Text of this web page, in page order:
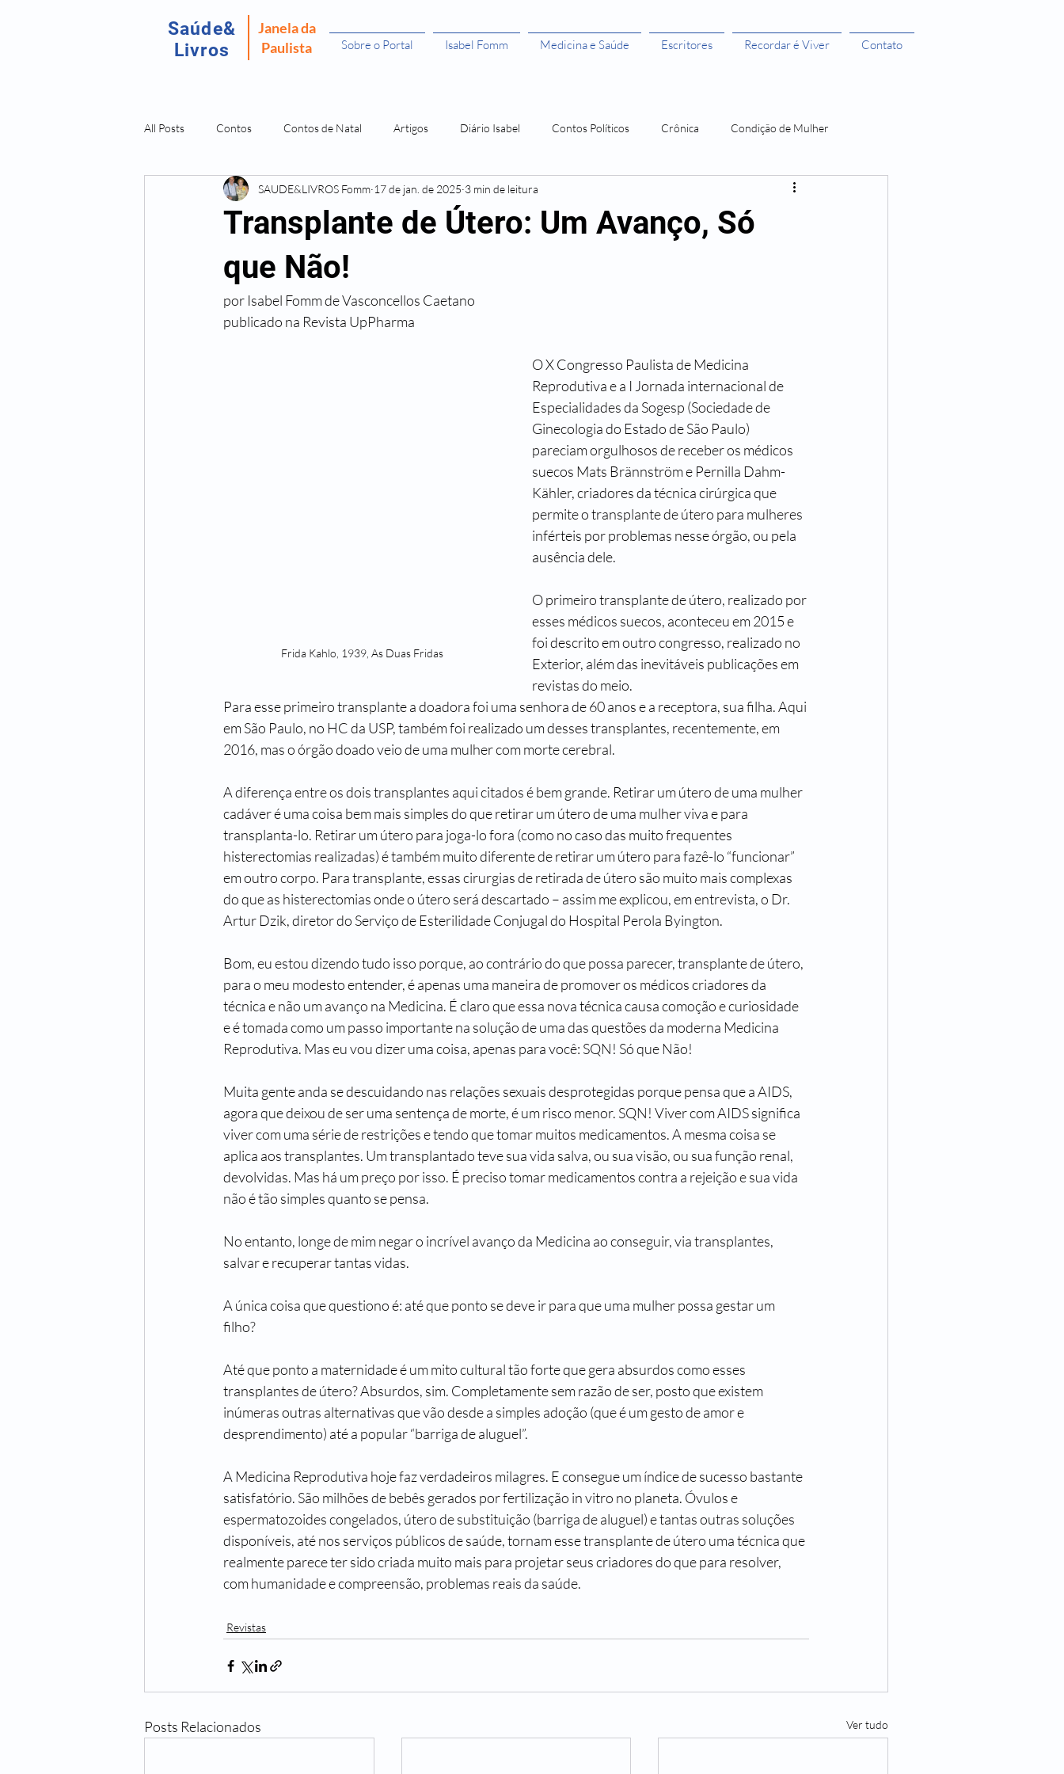
Saúde&
Livros
Janela da
Paulista
Sobre o Portal Isabel Fomm Medicina e Saúde Escritores Recordar é Viver Contato
All Posts Contos Contos de Natal Artigos Diário Isabel Contos Políticos Crônica Condição de Mulher
Recordar É Viver Fantasma da Paulista Todas as Mulheres São Bruxas"
Amostras Livros Isabel Fomm Livros leitura grátis
Doenças São Dores da Alma O Amor Me Esperava em África
Um Castelo Além do Tempo Para Gostar de Ser Mulher
Stela Maris Grespan Francisco Assumpção
Transplante de Útero: Um Avanço, Só
que Não!
SAUDE&LIVROS Fomm 17 de jan. de 2025 3 min de leitura
por Isabel Fomm de Vasconcellos Caetano
publicado na Revista UpPharma
Frida Kahlo, 1939, As Duas Fridas
O X Congresso Paulista de Medicina
Reprodutiva e a I Jornada internacional de
Especialidades da Sogesp (Sociedade de
Ginecologia do Estado de São Paulo)
pareciam orgulhosos de receber os médicos
suecos Mats Brännström e Pernilla Dahm-
Kähler, criadores da técnica cirúrgica que
permite o transplante de útero para mulheres
inférteis por problemas nesse órgão, ou pela
ausência dele.
O primeiro transplante de útero, realizado por
esses médicos suecos, aconteceu em 2015 e
foi descrito em outro congresso, realizado no
Exterior, além das inevitáveis publicações em
revistas do meio.
Para esse primeiro transplante a doadora foi uma senhora de 60 anos e a receptora, sua filha. Aqui
em São Paulo, no HC da USP, também foi realizado um desses transplantes, recentemente, em
2016, mas o órgão doado veio de uma mulher com morte cerebral.
A diferença entre os dois transplantes aqui citados é bem grande. Retirar um útero de uma mulher
cadáver é uma coisa bem mais simples do que retirar um útero de uma mulher viva e para
transplanta-lo. Retirar um útero para joga-lo fora (como no caso das muito frequentes
histerectomias realizadas) é também muito diferente de retirar um útero para fazê-lo “funcionar”
em outro corpo. Para transplante, essas cirurgias de retirada de útero são muito mais complexas
do que as histerectomias onde o útero será descartado – assim me explicou, em entrevista, o Dr.
Artur Dzik, diretor do Serviço de Esterilidade Conjugal do Hospital Perola Byington.
Bom, eu estou dizendo tudo isso porque, ao contrário do que possa parecer, transplante de útero,
para o meu modesto entender, é apenas uma maneira de promover os médicos criadores da
técnica e não um avanço na Medicina. É claro que essa nova técnica causa comoção e curiosidade
e é tomada como um passo importante na solução de uma das questões da moderna Medicina
Reprodutiva. Mas eu vou dizer uma coisa, apenas para você: SQN! Só que Não!
Muita gente anda se descuidando nas relações sexuais desprotegidas porque pensa que a AIDS,
agora que deixou de ser uma sentença de morte, é um risco menor. SQN! Viver com AIDS significa
viver com uma série de restrições e tendo que tomar muitos medicamentos. A mesma coisa se
aplica aos transplantes. Um transplantado teve sua vida salva, ou sua visão, ou sua função renal,
devolvidas. Mas há um preço por isso. É preciso tomar medicamentos contra a rejeição e sua vida
não é tão simples quanto se pensa.
No entanto, longe de mim negar o incrível avanço da Medicina ao conseguir, via transplantes,
salvar e recuperar tantas vidas.
A única coisa que questiono é: até que ponto se deve ir para que uma mulher possa gestar um
filho?
Até que ponto a maternidade é um mito cultural tão forte que gera absurdos como esses
transplantes de útero? Absurdos, sim. Completamente sem razão de ser, posto que existem
inúmeras outras alternativas que vão desde a simples adoção (que é um gesto de amor e
desprendimento) até a popular “barriga de aluguel”.
A Medicina Reprodutiva hoje faz verdadeiros milagres. E consegue um índice de sucesso bastante
satisfatório. São milhões de bebês gerados por fertilização in vitro no planeta. Óvulos e
espermatozoides congelados, útero de substituição (barriga de aluguel) e tantas outras soluções
disponíveis, até nos serviços públicos de saúde, tornam esse transplante de útero uma técnica que
realmente parece ter sido criada muito mais para projetar seus criadores do que para resolver,
com humanidade e compreensão, problemas reais da saúde.
Revistas
Posts Relacionados Ver tudo